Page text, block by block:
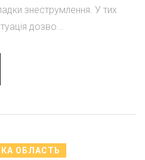
знеструмлення. У тих
дозво...
ОБЛАСТЬ